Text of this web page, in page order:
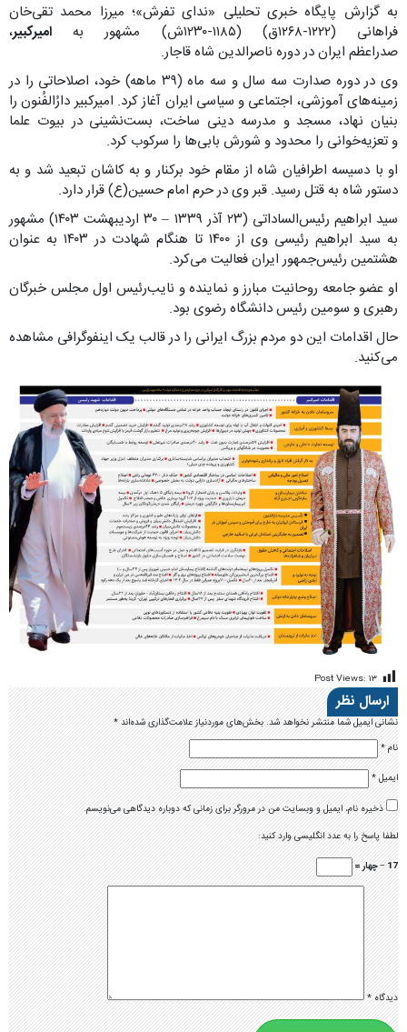
به گزارش پایگاه خبری تحلیلی «ندای تفرش»؛ میرزا محمد تقی‌خان
فراهانی (۱۲۲۲-۱۲۶۸ق) (۱۱۸۵-۱۲۳۰ش) مشهور به
امیرکبیر،
صدراعظم‌ ایران در دوره ناصرالدین شاه قاجار.
وی در دوره صدارت سه سال و سه ماه (۳۹ ماهه) خود، اصلاحاتی را در
زمینه‌های آموزشی، اجتماعی و سیاسی ایران آغاز کرد. امیرکبیر دارُالفُنون را
بنیان نهاد، مسجد و مدرسه دینی ساخت، بست‌نشینی در بیوت علما
و تعزیه‌خوانی را محدود و شورش بابی‌ها را سرکوب کرد.
او با دسیسه اطرافیان شاه از مقام خود برکنار و به کاشان تبعید شد و به
دستور شاه به قتل رسید. قبر وی در حرم امام حسین(ع) قرار دارد.
سید ابراهیم رئیس‌الساداتی (۲۳ آذر ۱۳۳۹ – ۳۰ اردیبهشت ۱۴۰۳) مشهور
به سید ابراهیم رئیسی وی از ۱۴۰۰ تا هنگام شهادت در ۱۴۰۳ به‌ عنوان
هشتمین رئیس‌جمهور ایران فعالیت می‌کرد.
او عضو جامعه روحانیت مبارز و نماینده و نایب‌رئیس اول مجلس خبرگان
رهبری و سومین رئیس دانشگاه رضوی بود.
حال اقدامات این دو مردم بزرگ ایرانی را در قالب یک اینفوگرافی مشاهده
می‌کنید.
Post Views: ۱۳
ارسال نظر
نشانی ایمیل شما منتشر نخواهد شد.بخش‌های موردنیاز علامت‌گذاری شده‌اند*
نام*
ایمیل*
ذخیره نام، ایمیل و وبسایت من در مرورگر برای زمانی که دوباره دیدگاهی می‌نویسم.
لطفا پاسخ را به عدد انگلیسی وارد کنید:
17 − چهار =
دیدگاه*